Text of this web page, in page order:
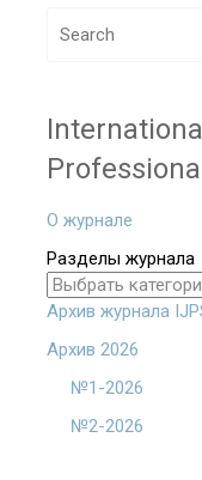
О журнале
Разделы журнала
Архив журнала
Архив 2026
№1-2026
№2-2026